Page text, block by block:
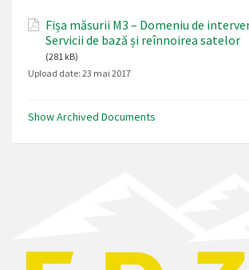
Fișa măsurii M3 – Domeniu de
Servicii de bază și reînnoirea satelor
(281 kB)
Upload date: 23 mai 2017
Show Archived Documents